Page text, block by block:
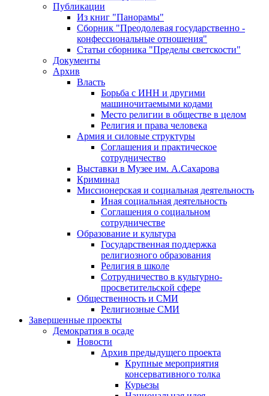
Публикации
Из книг "Панорамы"
Сборник "Преодолевая государственно -
конфессиональные отношения"
Статьи сборника "Пределы светскости"
Документы
Архив
Власть
Борьба с ИНН и другими
машиночитаемыми кодами
Место религии в обществе в целом
Религия и права человека
Армия и силовые структуры
Соглашения и практическое
сотрудничество
Выставки в Музее им. А.Сахарова
Криминал
Миссионерская и социальная деятельность
Иная социальная деятельность
Соглашения о социальном
сотрудничестве
Образование и культура
Государственная поддержка
религиозного образования
Религия в школе
Сотрудничество в культурно-
просветительской сфере
Общественность и СМИ
Религиозные СМИ
Завершенные проекты
Демократия в осаде
Новости
Архив предыдущего проекта
Крупные мероприятия
консервативного толка
Курьезы